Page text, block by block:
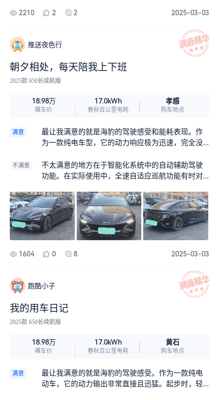
2210 2 2 2025-03-03
推送夜色行
朝夕相处，每天陪我上下班
2025款 650长续航版
18.98万
裸车价
17.0kWh
春秋百公里电耗
孝感
购车地点
满意
最让我满意的就是海豹的驾驶感受和能耗表现。作
为一款纯电车型，它的动力响应极为迅速，完全没
且线性的推背感瞬间袭来，在城市道路上穿梭自
如，超车时更是信心十足。
不满意
不太满意的地方在于智能化系统中的自动辅助驾驶
功能。在实际使用中，全速自适应巡航功能有时对
速的情况，让人心里有点没底。
1604 0 8 2025-03-03
跑酷小子
我的用车日记
2025款 650长续航版
18.98万
裸车价
17.0kWh
春秋百公里电耗
黄石
购车地点
满意
最让我满意的就是海豹的驾驶感受。作为一款纯电
动车，它的动力输出非常直接且迅猛。起步时，轻